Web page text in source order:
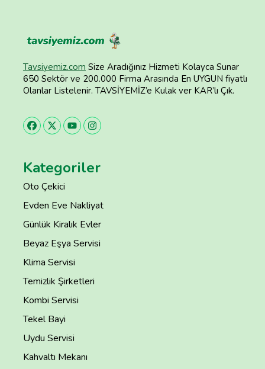
Tavsiyemiz.com Size Aradığınız Hizmeti Kolayca Sunar
650 Sektör ve 200.000 Firma Arasında En UYGUN fiyatlı
Olanlar Listelenir. TAVSİYEMİZ’e Kulak ver KAR’lı Çık.
Kategoriler
Oto Çekici
Evden Eve Nakliyat
Günlük Kiralık Evler
Beyaz Eşya Servisi
Klima Servisi
Temizlik Şirketleri
Kombi Servisi
Tekel Bayi
Uydu Servisi
Kahvaltı Mekanı